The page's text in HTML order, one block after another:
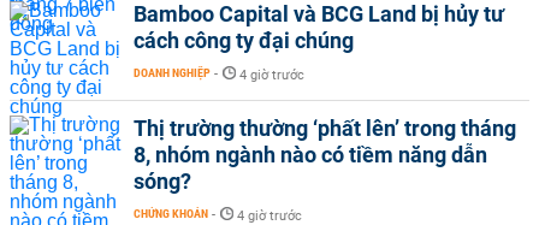
Bamboo Capital và BCG Land bị hủy tư
cách công ty đại chúng
DOANH NGHIỆP - 4 giờ trước
Thị trường thường ‘phất lên’ trong tháng
8, nhóm ngành nào có tiềm năng dẫn
sóng?
CHỨNG KHOÁN - 4 giờ trước